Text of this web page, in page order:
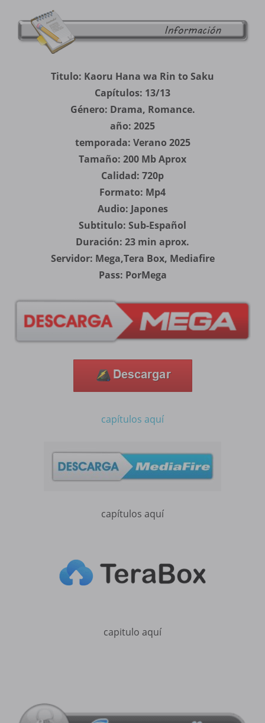
Titulo: Kaoru Hana wa Rin to Saku
Capítulos: 13/13
Género: Drama, Romance.
año: 2025
temporada: Verano 2025
Tamaño: 200 Mb Aprox
Calidad: 720p
Formato: Mp4
Audio: Japones
Subtitulo: Sub-Español
Duración: 23 min aprox.
Servidor: Mega,Tera Box, Mediafire
Pass: PorMega
capítulos aquí
capítulos aquí
capitulo aquí